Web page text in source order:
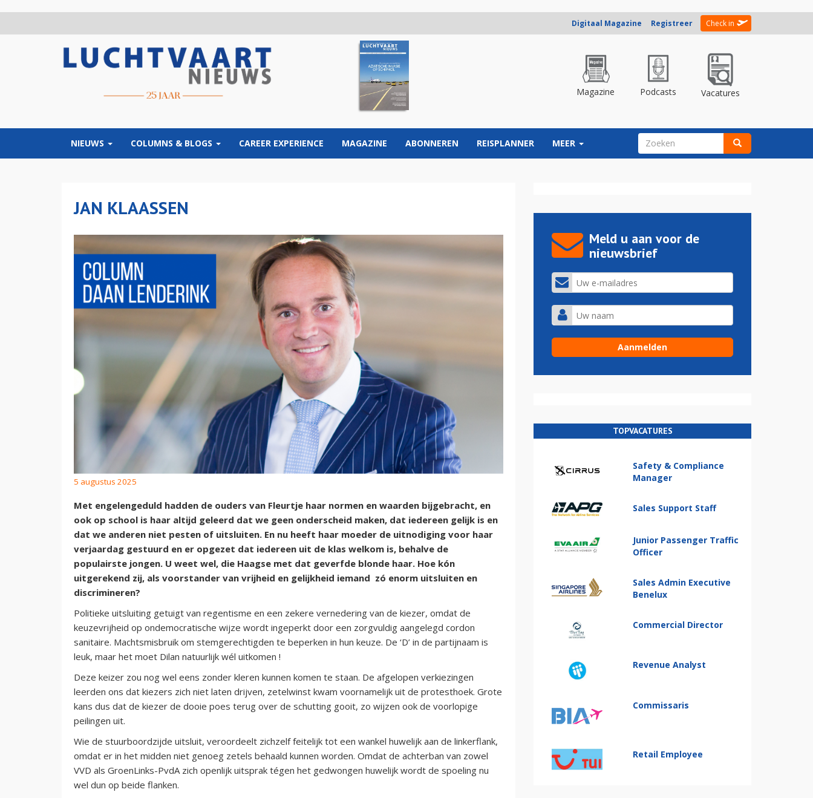
Digitaal Magazine Registreer Check in
Magazine Podcasts Vacatures
NIEUWS COLUMNS & BLOGS CAREER EXPERIENCE MAGAZINE ABONNEREN REISPLANNER MEER ZOEKVELD
JAN KLAASSEN
5 augustus 2025
Met engelengeduld hadden de ouders van Fleurtje haar normen en waarden bijgebracht, en
ook op school is haar altijd geleerd dat we geen onderscheid maken, dat iedereen gelijk is en
dat we anderen niet pesten of uitsluiten. En nu heeft haar moeder de uitnodiging voor haar
verjaardag gestuurd en er opgezet dat iedereen uit de klas welkom is, behalve de
populairste jongen. U weet wel, die Haagse met dat geverfde blonde haar. Hoe kón
uitgerekend zij, als voorstander van vrijheid en gelijkheid iemand zó enorm uitsluiten en
discrimineren?
Politieke uitsluiting getuigt van regentisme en een zekere vernedering van de kiezer, omdat de
keuzevrijheid op ondemocratische wijze wordt ingeperkt door een zorgvuldig aangelegd cordon
sanitaire. Machtsmisbruik om stemgerechtigden te beperken in hun keuze. De ‘D’ in de partijnaam is
leuk, maar het moet Dilan natuurlijk wél uitkomen !
Deze keizer zou nog wel eens zonder kleren kunnen komen te staan. De afgelopen verkiezingen
leerden ons dat kiezers zich niet laten drijven, zetelwinst kwam voornamelijk uit de protesthoek. Grote
kans dus dat de kiezer de dooie poes terug over de schutting gooit, zo wijzen ook de voorlopige
peilingen uit.
Wie de stuurboordzijde uitsluit, veroordeelt zichzelf feitelijk tot een wankel huwelijk aan de linkerflank,
omdat er in het midden niet genoeg zetels behaald kunnen worden. Omdat de achterban van zowel
VVD als GroenLinks-PvdA zich openlijk uitsprak tégen het gedwongen huwelijk wordt de spoeling nu
wel dun op beide flanken.
Meld u aan voor de
nieuwsbrief
TOPVACATURES
Safety & Compliance
Manager
Sales Support Staff
Junior Passenger Traffic
Officer
Sales Admin Executive
Benelux
Commercial Director
Revenue Analyst
Commissaris
Retail Employee